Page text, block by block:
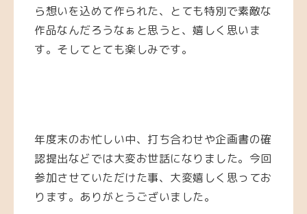
ら想いを込めて作られた、とても特別で素敵な
作品なんだろうなぁと思うと、嬉しく思いま
す。そしてとても楽しみです。
年度末のお忙しい中、打ち合わせや企画書の確
認提出などでは大変お世話になりました。今回
参加させていただけた事、大変嬉しく思ってお
ります。ありがとうございました。